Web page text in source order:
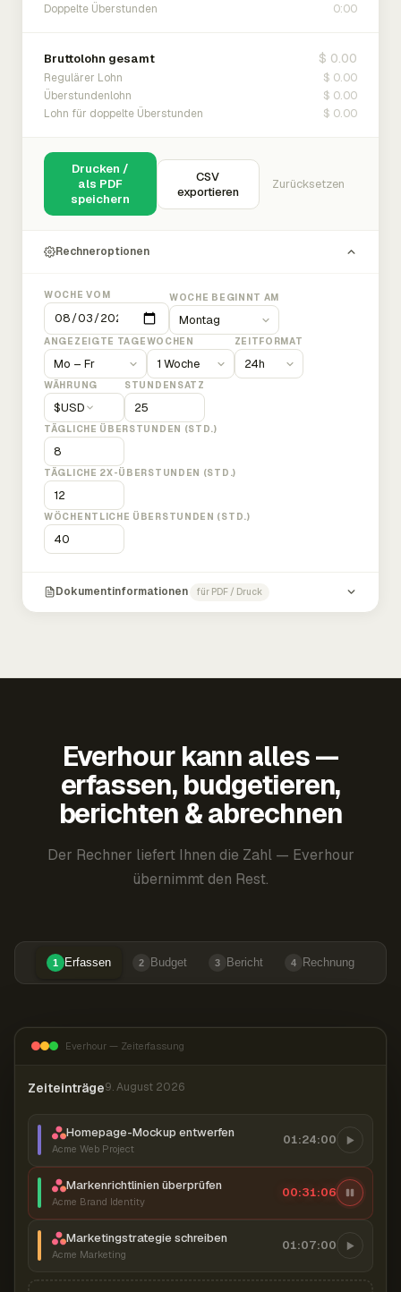
Doppelte Überstunden 0:00
Bruttolohn gesamt $ 0.00
Regulärer Lohn $ 0.00
Überstundenlohn $ 0.00
Lohn für doppelte Überstunden $ 0.00
Drucken /
als PDF
speichern
CSV
exportieren
Zurücksetzen
Rechneroptionen
WOCHE VOM WOCHE BEGINNT AM
ANGEZEIGTE TAGEWOCHEN ZEITFORMAT
WÄHRUNG
$USD
STUNDENSATZ
TÄGLICHE ÜBERSTUNDEN (STD.)
TÄGLICHE 2X-ÜBERSTUNDEN (STD.)
WÖCHENTLICHE ÜBERSTUNDEN (STD.)
Dokumentinformationen für PDF / Druck
Everhour kann alles —
erfassen, budgetieren,
berichten & abrechnen
Der Rechner liefert Ihnen die Zahl — Everhour
übernimmt den Rest.
1 Erfassen 2 Budget 3 Bericht 4 Rechnung
Everhour — Zeiterfassung
Zeiteinträge9. August 2026
Homepage-Mockup entwerfen
Acme Web Project
01:24:00
Markenrichtlinien überprüfen
Acme Brand Identity
00:31:07
Marketingstrategie schreiben
Acme Marketing
01:07:00